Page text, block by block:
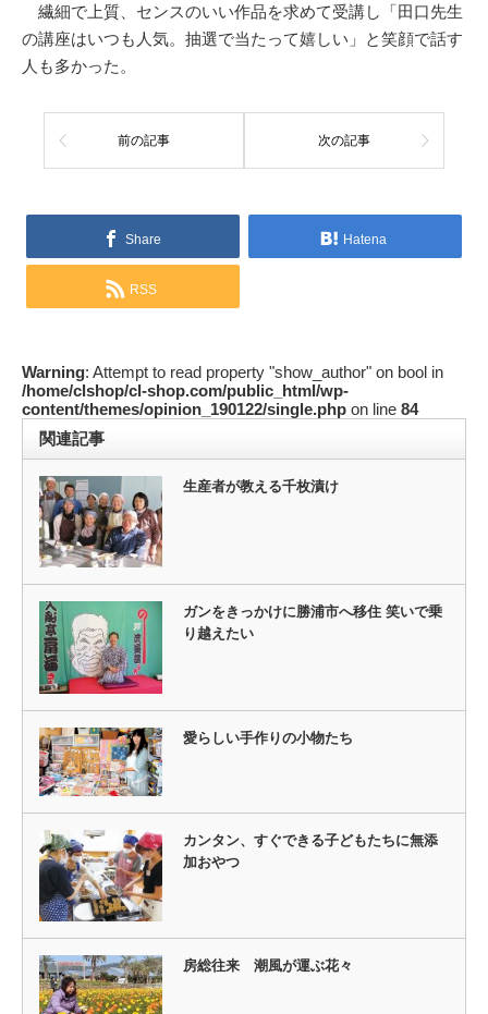
繊細で上質、センスのいい作品を求めて受講し「田口先生
の講座はいつも人気。抽選で当たって嬉しい」と笑顔で話す
人も多かった。
前の記事 次の記事
Share Hatena
RSS
Warning: Attempt to read property "show_author" on bool in
/home/clshop/cl-shop.com/public_html/wp-
content/themes/opinion_190122/single.php on line 84
関連記事
生産者が教える千枚漬け
ガンをきっかけに勝浦市へ移住 笑いで乗
り越えたい
愛らしい手作りの小物たち
カンタン、すぐできる子どもたちに無添
加おやつ
房総往来 潮風が運ぶ花々